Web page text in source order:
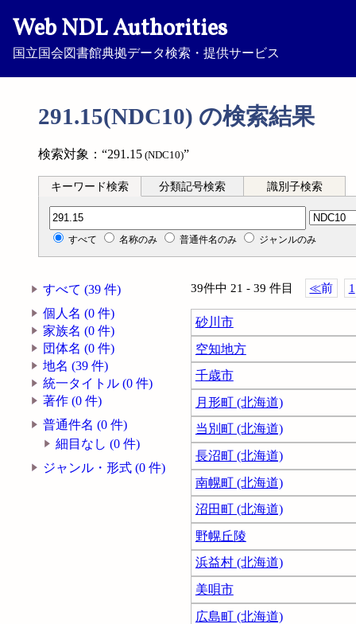
Web NDL Authorities
国立国会図書館典拠データ検索・提供サービス
291.15(NDC10) の検索結果
検索対象：“291.15 (NDC10)”
キーワード検索 分類記号検索 識別子検索
分類記号検索
すべて 名称のみ 普通件名のみ ジャンルのみ
すべて (39 件)
個人名 (0 件)
家族名 (0 件)
団体名 (0 件)
地名 (39 件)
統一タイトル (0 件)
著作 (0 件)
普通件名 (0 件)
細目なし (0 件)
ジャンル・形式 (0 件)
39件中 21 - 39 件目 ≪前 1
砂川市
空知地方
千歳市
月形町 (北海道)
当別町 (北海道)
長沼町 (北海道)
南幌町 (北海道)
沼田町 (北海道)
野幌丘陵
浜益村 (北海道)
美唄市
広島町 (北海道)